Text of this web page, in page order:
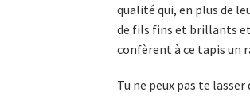
qualité qui, en plus de
de fils fins et brillants et
confèrent à ce tapis
Tu ne peux pas te